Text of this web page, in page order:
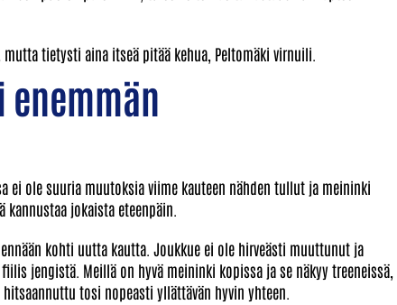
tietysti aina itseä pitää kehua, Peltomäki virnuili.
ei ole suuria muutoksia viime kauteen nähden tullut ja meininki
jokaista eteenpäin.
kohti uutta kautta. Joukkue ei ole hirveästi muuttunut ja
jengistä. Meillä on hyvä meininki kopissa ja se näkyy treeneissä,
tosi nopeasti yllättävän hyvin yhteen.